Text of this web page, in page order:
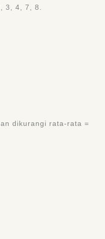
3, 4, 7, 8.
dikurangi rata-rata =